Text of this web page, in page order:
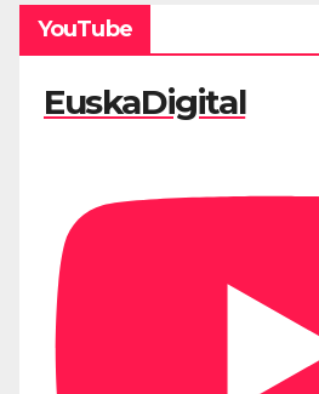
YouTube
EuskaDigital